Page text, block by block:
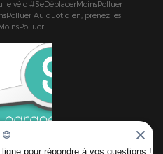
le vélo #SeDéplacerMoinsPolluer
Au quotidien, prenez les
😊
pour répondre à vos questions !